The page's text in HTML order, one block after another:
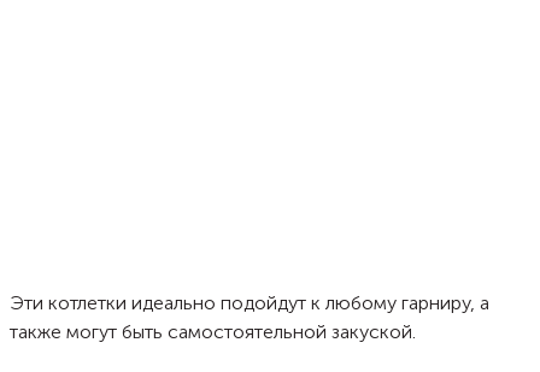
Эти котлетки идеально подойдут к любому гарниру, а
также могут быть самостоятельной закуской.